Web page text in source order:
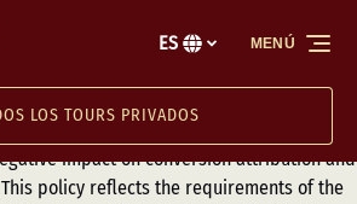
for users visiting from the
(EEA), the United Kingdom, and
Consent Mode (link Setting up UET for
impact on conversion attribution and
policy reflects the requirements of the
principal
tu
ES
LOS TOURS PRIVADOS
MENÚ